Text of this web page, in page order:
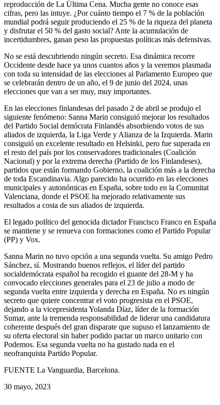
reproducción de La Última Cena. Mucha gente no conoce esas
cifras, pero las intuye. ¿Por cuánto tiempo el 7 % de la población
mundial podrá seguir produciendo el 25 % de la riqueza del planeta
y disfrutar el 50 % del gasto social? Ante la acumulación de
incertidumbres, ganan peso las propuestas políticas más defensivas.
No se está descubriendo ningún secreto. Esa dinámica recorre
Occidente desde hace ya unos cuantos años y la veremos plasmada
con toda su intensidad de las elecciones al Parlamento Europeo que
se celebrarán dentro de un año, el 9 de junio del 2024, unas
elecciones que van a ser muy, muy importantes.
En las elecciones finlandesas del pasado 2 de abril se produjo el
siguiente fenómeno: Sanna Marin consiguió mejorar los resultados
del Partido Social demócrata Finlandés absorbiendo votos de sus
aliados de izquierda, la Liga Verde y Alianza de la Izquierda. Marin
consiguió un excelente resultado en Helsinki, pero fue superada en
el resto del país por los conservadores tradicionales (Coalición
Nacional) y por la extrema derecha (Partido de los Finlandeses),
partidos que están formando Gobierno, la coalición más a la derecha
de toda Escandinavia. Algo parecido ha ocurrido en las elecciones
municipales y autonómicas en España, sobre todo en la Comunitat
Valenciana, donde el PSOE ha mejorado relativamente sus
resultados a costa de sus aliados de izquierda.
El legado político del genocida dictador Francisco Franco en España
se mantiene y se renueva con formaciones como el Partido Popular
(PP) y Vox.
Sanna Marin no tuvo opción a una segunda vuelta. Su amigo Pedro
Sánchez, sí. Mostrando buenos reflejos, el líder del partido
socialdemócrata español ha recogido el guante del 28-M y ha
convocado elecciones generales para el 23 de julio a modo de
segunda vuelta entre izquierda y derecha en España. No es ningún
secreto que quiere concentrar el voto progresista en el PSOE,
dejando a la vicepresidenta Yolanda Díaz, líder de la formación
Sumar, ante la tremenda responsabilidad de liderar una candidatura
coherente después del gran disparate que supuso el lanzamiento de
su oferta electoral sin haber podido pactar un marco unitario con
Podemos. Esa segunda vuelta no ha gustado nada en el
neofranquista Partido Popular.
FUENTE La Vanguardia, Barcelona.
30 mayo, 2023